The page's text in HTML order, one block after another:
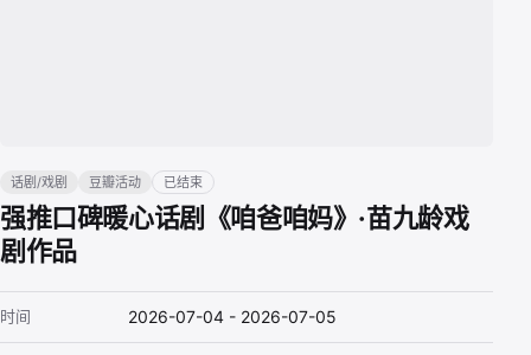
话剧/戏剧 豆瓣活动 已结束
强推口碑暖心话剧《咱爸咱妈》·苗九龄戏
剧作品
时间 2026-07-04 - 2026-07-05